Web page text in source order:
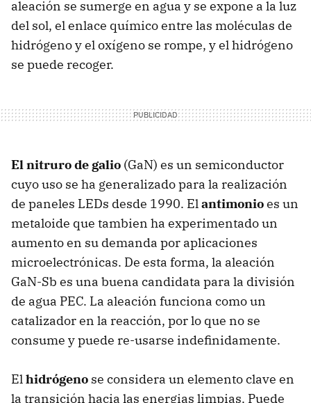
aleación se sumerge en agua y se expone a la luz
del sol, el enlace químico entre las moléculas de
hidrógeno y el oxígeno se rompe, y el hidrógeno
se puede recoger.
El nitruro de galio (GaN) es un semiconductor
cuyo uso se ha generalizado para la realización
de paneles LEDs desde 1990. Elantimonioes un
metaloide que tambien ha experimentado un
aumento en su demanda por aplicaciones
microelectrónicas. De esta forma, la aleación
GaN-Sb es una buena candidata para la división
de agua PEC. La aleación funciona como un
catalizador en la reacción, por lo que no se
consume y puede re-usarse indefinidamente.
Elhidrógeno se considera un elemento clave en
la transición hacia las energias limpias. Puede